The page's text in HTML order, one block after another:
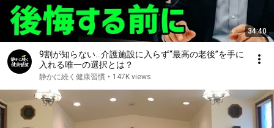
34:40
9割が知らない…介護施設に入らず“最高の老後”を手に
入れる唯一の選択とは？
静かに続く健康習慣 • 147K views